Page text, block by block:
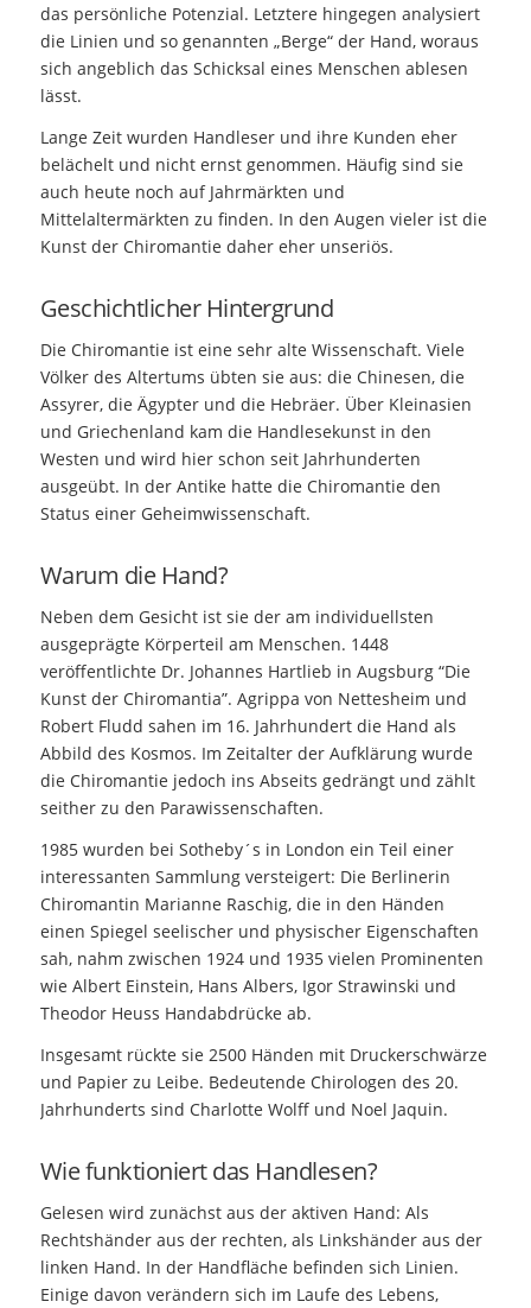
das persönliche Potenzial. Letztere hingegen analysiert
die Linien und so genannten „Berge“ der Hand, woraus
sich angeblich das Schicksal eines Menschen ablesen
lässt.
Lange Zeit wurden Handleser und ihre Kunden eher
belächelt und nicht ernst genommen. Häufig sind sie
auch heute noch auf Jahrmärkten und
Mittelaltermärkten zu finden. In den Augen vieler ist die
Kunst der Chiromantie daher eher unseriös.
Geschichtlicher Hintergrund
Die Chiromantie ist eine sehr alte Wissenschaft. Viele
Völker des Altertums übten sie aus: die Chinesen, die
Assyrer, die Ägypter und die Hebräer. Über Kleinasien
und Griechenland kam die Handlesekunst in den
Westen und wird hier schon seit Jahrhunderten
ausgeübt. In der Antike hatte die Chiromantie den
Status einer Geheimwissenschaft.
Warum die Hand?
Neben dem Gesicht ist sie der am individuellsten
ausgeprägte Körperteil am Menschen. 1448
veröffentlichte Dr. Johannes Hartlieb in Augsburg “Die
Kunst der Chiromantia”. Agrippa von Nettesheim und
Robert Fludd sahen im 16. Jahrhundert die Hand als
Abbild des Kosmos. Im Zeitalter der Aufklärung wurde
die Chiromantie jedoch ins Abseits gedrängt und zählt
seither zu den Parawissenschaften.
1985 wurden bei Sotheby´s in London ein Teil einer
interessanten Sammlung versteigert: Die Berlinerin
Chiromantin Marianne Raschig, die in den Händen
einen Spiegel seelischer und physischer Eigenschaften
sah, nahm zwischen 1924 und 1935 vielen Prominenten
wie Albert Einstein, Hans Albers, Igor Strawinski und
Theodor Heuss Handabdrücke ab.
Insgesamt rückte sie 2500 Händen mit Druckerschwärze
und Papier zu Leibe. Bedeutende Chirologen des 20.
Jahrhunderts sind Charlotte Wolff und Noel Jaquin.
Wie funktioniert das Handlesen?
Gelesen wird zunächst aus der aktiven Hand: Als
Rechtshänder aus der rechten, als Linkshänder aus der
linken Hand. In der Handfläche befinden sich Linien.
Einige davon verändern sich im Laufe des Lebens,